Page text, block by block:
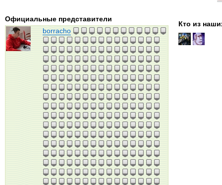
Кто из
Официальные представители
borracho